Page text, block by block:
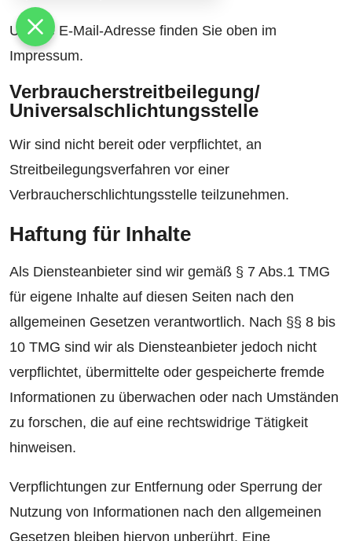
Unsere E-Mail-Adresse finden Sie oben im
Impressum.
Verbraucher­streit­beilegung/
Universal­schlichtungs­stelle
Wir sind nicht bereit oder verpflichtet, an
Streitbeilegungsverfahren vor einer
Verbraucherschlichtungsstelle teilzunehmen.
Haftung für Inhalte
Als Diensteanbieter sind wir gemäß § 7 Abs.1 TMG
für eigene Inhalte auf diesen Seiten nach den
allgemeinen Gesetzen verantwortlich. Nach §§ 8 bis
10 TMG sind wir als Diensteanbieter jedoch nicht
verpflichtet, übermittelte oder gespeicherte fremde
Informationen zu überwachen oder nach Umständen
zu forschen, die auf eine rechtswidrige Tätigkeit
hinweisen.
Verpflichtungen zur Entfernung oder Sperrung der
Nutzung von Informationen nach den allgemeinen
Gesetzen bleiben hiervon unberührt. Eine